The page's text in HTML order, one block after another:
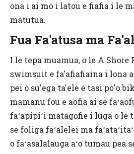
ona i ai mo i latou e fiafia i le
matutua.
Fua Fa'atusa ma
I le tepa muamua, o le A Shore
swimsuit e fa'afiafiaina i lona
pei o su'ega ta'ele e tasi po'o
mamanu fou e aofia ai se
faʻapipiʻi matagofie i luga o le
se foliga faʻalelei ma
o faʻasalalauga aʻo tumau pea